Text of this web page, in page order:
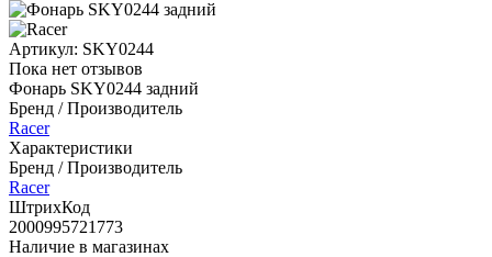
Артикул: SKY0244
Пока нет отзывов
Фонарь SKY0244 задний
Бренд / Производитель
Racer
Характеристики
Бренд / Производитель
Racer
ШтрихКод
2000995721773
Наличие в магазинах